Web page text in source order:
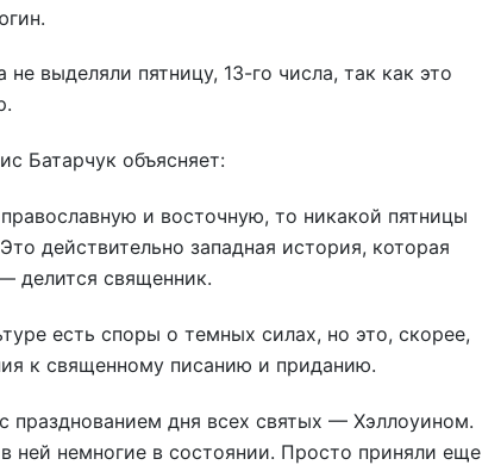
выделяли пятницу, 13-го числа, так как это
Батарчук объясняет:
и восточную, то никакой пятницы
действительно западная история, которая
делится священник.
есть споры о темных силах, но это, скорее,
к священному писанию и приданию.
празднованием дня всех святых — Хэллоуином.
ней немногие в состоянии. Просто приняли еще